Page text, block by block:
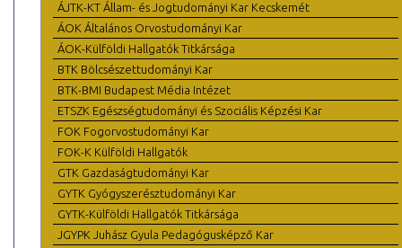
ÁJTK-KT Állam- és Jogtudományi Kar Kecskemét
ÁOK Általános Orvostudományi Kar
ÁOK-Külföldi Hallgatók Titkársága
BTK Bölcsészettudományi Kar
BTK-BMI Budapest Média Intézet
ETSZK Egészségtudományi és Szociális Képzési Kar
FOK Fogorvostudományi Kar
FOK-K Külföldi Hallgatók
GTK Gazdaságtudományi Kar
GYTK Gyógyszerésztudományi Kar
GYTK-Külföldi Hallgatók Titkársága
JGYPK Juhász Gyula Pedagógusképző Kar